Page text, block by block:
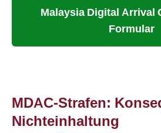
Malaysia Digital Arrival
Formular
MDAC-Strafen:
Nichteinhaltung